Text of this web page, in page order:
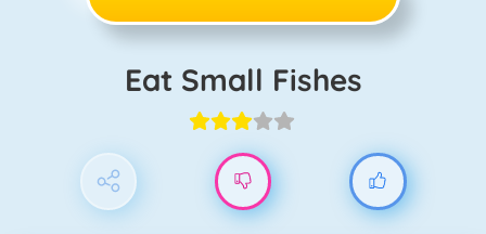
Eat Small Fishes